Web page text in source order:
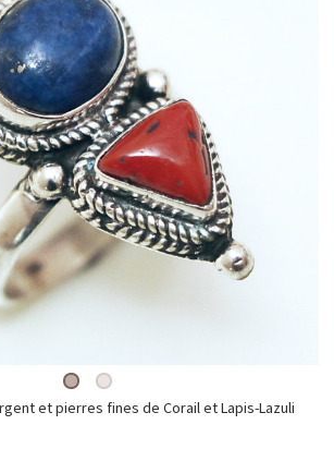
et pierres fines de Corail et Lapis-Lazuli